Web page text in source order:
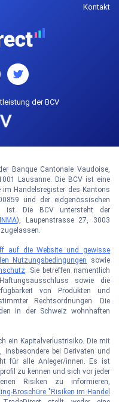
Kontakt
der BCV
Banque Cantonale Vaudoise,
Lausanne. Die BCV ist eine
Handelsregister des Kantons
und der eidgenössischen
ist. Die BCV untersteht der
), Laupenstrasse 27, 3003
auf die Website und gewisse
Nutzungsbedingungen
sowie
. Sie betreffen namentlich
sowie die
von Produkten und
Rechtsordnungen. Die
in der Schweiz wohnhaften
ein Kapitalverlustrisiko. Die mit
insbesondere bei Derivaten und
für alle Anleger/innen. Es ist
zu kennen und sich vor jeder
Risiken zu informieren,
Broschüre "Risiken im Handel